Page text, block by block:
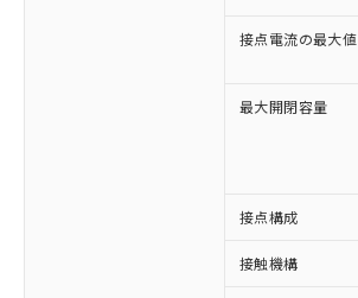
接点電流の最大値
最大開閉容量
接点構成
接触機構